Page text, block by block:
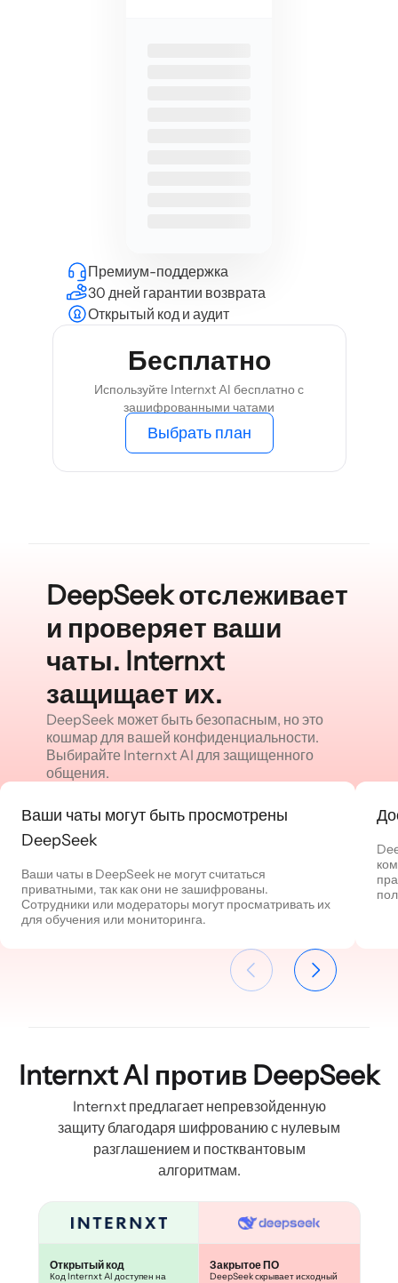
Премиум-поддержка
30 дней гарантии возврата
Открытый код и аудит
Бесплатно
Используйте Internxt AI бесплатно с
зашифрованными чатами
Выбрать план
DeepSeek отслеживает
и проверяет ваши
чаты. Internxt
защищает их.
DeepSeek может быть безопасным, но это
кошмар для вашей конфиденциальности.
Выбирайте Internxt AI для защищенного
общения.
Ваши чаты могут быть просмотрены
DeepSeek
Ваши чаты в DeepSeek не могут считаться
приватными, так как они не зашифрованы.
Сотрудники или модераторы могут просматривать их
для обучения или мониторинга.
Internxt AI против DeepSeek
Internxt предлагает непревзойденную
защиту благодаря шифрованию с нулевым
разглашением и постквантовым
алгоритмам.
Открытый код
Код Internxt AI доступен на
Закрытое ПО
DeepSeek скрывает исходный